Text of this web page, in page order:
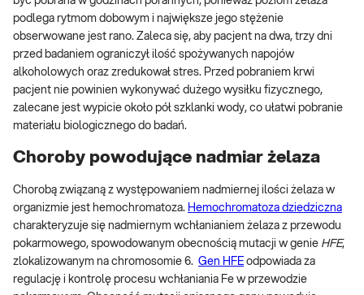
podlega rytmom dobowym i największe jego stężenie
obserwowane jest rano. Zaleca się, aby pacjent na dwa, trzy dni
przed badaniem ograniczył ilość spożywanych napojów
alkoholowych oraz zredukował stres. Przed pobraniem krwi
pacjent nie powinien wykonywać dużego wysiłku fizycznego,
zalecane jest wypicie około pół szklanki wody, co ułatwi pobranie
materiału biologicznego do badań.
Choroby powodujące nadmiar żelaza
Chorobą związaną z występowaniem nadmiernej ilości żelaza w
organizmie jest hemochromatoza. Hemochromatoza dziedziczna
charakteryzuje się nadmiernym wchłanianiem żelaza z przewodu
pokarmowego, spowodowanym obecnością mutacji w genie HFE,
zlokalizowanym na chromosomie 6. Gen HFE odpowiada za
regulację i kontrolę procesu wchłaniania Fe w przewodzie